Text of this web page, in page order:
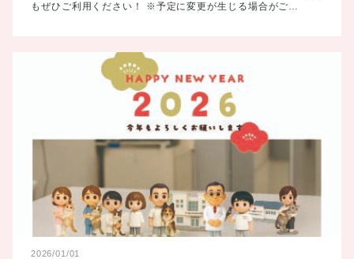
もぜひご利用ください！ ※予定に変更が生じる場合がご…
2026/01/01